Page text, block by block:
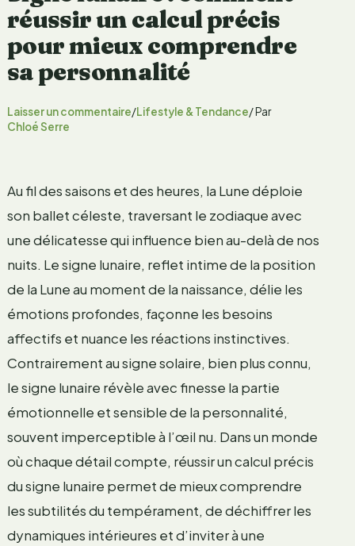
réussir un calcul précis
pour mieux comprendre
sa personnalité
Laisser un commentaire/Lifestyle & Tendance/ Par
Chloé Serre
Au fil des saisons et des heures, la Lune déploie
son ballet céleste, traversant le zodiaque avec
une délicatesse qui influence bien au-delà de nos
nuits. Le signe lunaire, reflet intime de la position
de la Lune au moment de la naissance, délie les
émotions profondes, façonne les besoins
affectifs et nuance les réactions instinctives.
Contrairement au signe solaire, bien plus connu,
le signe lunaire révèle avec finesse la partie
émotionnelle et sensible de la personnalité,
souvent imperceptible à l’œil nu. Dans un monde
où chaque détail compte, réussir un calcul précis
du signe lunaire permet de mieux comprendre
les subtilités du tempérament, de déchiffrer les
dynamiques intérieures et d’inviter à une